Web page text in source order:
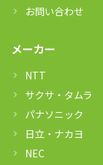
お問い合わせ
メーカー
NTT
サクサ・タムラ
パナソニック
日立・ナカヨ
NEC